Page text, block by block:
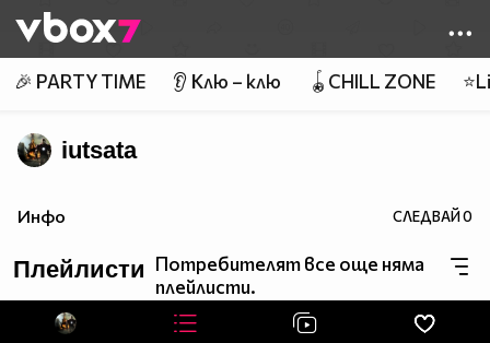
👾
🎉 PARTY TIME 👂 Клю – клю 🪀CHILL ZONE
iutsata
Инфо СЛЕДВАЙ0
Плейлисти Потребителят все още няма
плейлисти.